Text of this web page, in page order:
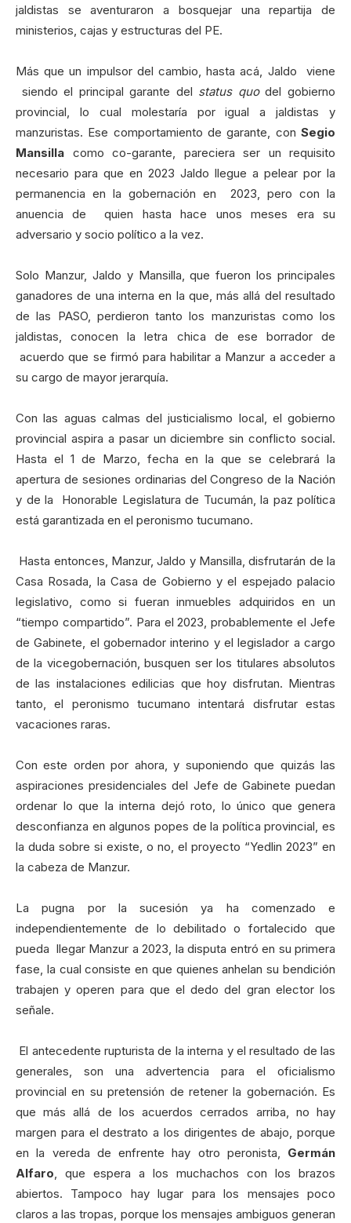
jaldistas se aventuraron a bosquejar una repartija de
ministerios, cajas y estructuras del PE.
Más que un impulsor del cambio, hasta acá, Jaldo viene
siendo el principal garante del status quodel gobierno
provincial, lo cual molestaría por igual a jaldistas y
manzuristas. Ese comportamiento de garante, con Segio
Mansilla como co-garante, pareciera ser un requisito
necesario para que en 2023 Jaldo llegue a pelear por la
permanencia en la gobernación en 2023, pero con la
anuencia de quien hasta hace unos meses era su
adversario y socio político a la vez.
Solo Manzur, Jaldo y Mansilla, que fueron los principales
ganadores de una interna en la que, más allá del resultado
de las PASO, perdieron tanto los manzuristas como los
jaldistas, conocen la letra chica de ese borrador de
acuerdo que se firmó para habilitar a Manzur a acceder a
su cargo de mayor jerarquía.
Con las aguas calmas del justicialismo local, el gobierno
provincial aspira a pasar un diciembre sin conflicto social.
Hasta el 1 de Marzo, fecha en la que se celebrará la
apertura de sesiones ordinarias del Congreso de la Nación
y de la Honorable Legislatura de Tucumán, la paz política
está garantizada en el peronismo tucumano.
Hasta entonces, Manzur, Jaldo y Mansilla, disfrutarán de la
Casa Rosada, la Casa de Gobierno y el espejado palacio
legislativo, como si fueran inmuebles adquiridos en un
“tiempo compartido”. Para el 2023, probablemente el Jefe
de Gabinete, el gobernador interino y el legislador a cargo
de la vicegobernación, busquen ser los titulares absolutos
de las instalaciones edilicias que hoy disfrutan. Mientras
tanto, el peronismo tucumano intentará disfrutar estas
vacaciones raras.
Con este orden por ahora, y suponiendo que quizás las
aspiraciones presidenciales del Jefe de Gabinete puedan
ordenar lo que la interna dejó roto, lo único que genera
desconfianza en algunos popes de la política provincial, es
la duda sobre si existe, o no, el proyecto “Yedlin 2023” en
la cabeza de Manzur.
La pugna por la sucesión ya ha comenzado e
independientemente de lo debilitado o fortalecido que
pueda llegar Manzur a 2023, la disputa entró en su primera
fase, la cual consiste en que quienes anhelan su bendición
trabajen y operen para que el dedo del gran elector los
señale.
El antecedente rupturista de la interna y el resultado de las
generales, son una advertencia para el oficialismo
provincial en su pretensión de retener la gobernación. Es
que más allá de los acuerdos cerrados arriba, no hay
margen para el destrato a los dirigentes de abajo, porque
en la vereda de enfrente hay otro peronista, Germán
Alfaro, que espera a los muchachos con los brazos
abiertos. Tampoco hay lugar para los mensajes poco
claros a las tropas, porque los mensajes ambiguos generan